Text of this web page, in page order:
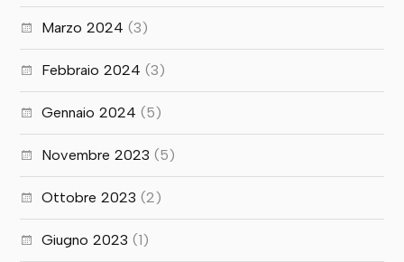
Marzo 2024 (3)
Febbraio 2024 (3)
Gennaio 2024 (5)
Novembre 2023 (5)
Ottobre 2023 (2)
Giugno 2023 (1)